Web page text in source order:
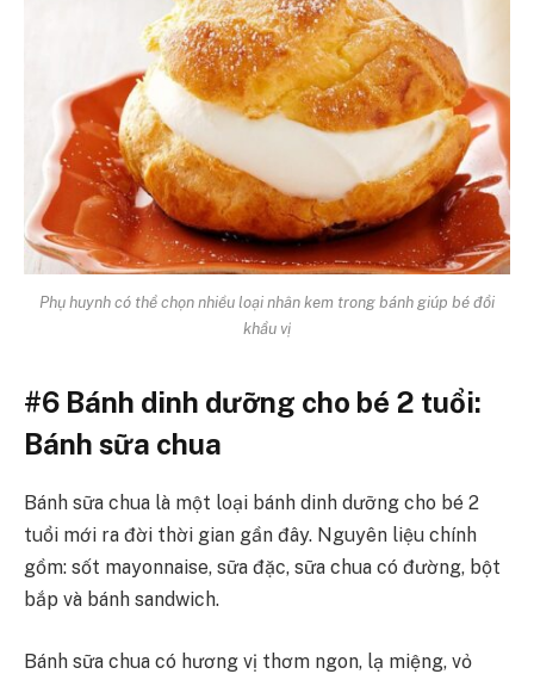
Phụ huynh có thể chọn nhiều loại nhân kem trong bánh giúp bé đổi
khẩu vị
#6 Bánh dinh dưỡng cho bé 2 tuổi:
Bánh sữa chua
Bánh sữa chua là một loại bánh dinh dưỡng cho bé 2
tuổi mới ra đời thời gian gần đây. Nguyên liệu chính
gồm: sốt mayonnaise, sữa đặc, sữa chua có đường, bột
bắp và bánh sandwich.
Bánh sữa chua có hương vị thơm ngon, lạ miệng, vỏ